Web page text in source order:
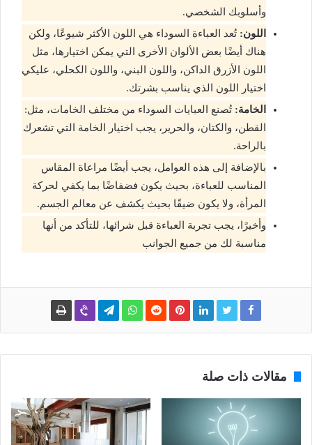
وأسلوبك الشخصي.
اللون: تُعد العباءة السوداء هي اللون الأكثر شيوعًا، ولكن
هناك أيضًا بعض الألوان الأخرى التي يمكن اختيارها، مثل
اللون الأزرق الداكن، واللون البني، واللون الكحلي، عليكي
اختيار اللون الذي يناسب بشرتك.
الخامة: تُصنع العبايات السوداء من مختلف الخامات، مثل:
القطن، والكتان، والحرير، يجب اختيار الخامة التي تشعرك
بالراحة.
بالإضافة إلى هذه العوامل، يجب أيضًا مراعاة المقاس
المناسب للعباءة، بحيث يكون فضفاضًا بما يكفي لحركة
المرأة، ولا يكون ضيقًا بحيث يكشف عن معالم الجسم.
وأخيرًا، يجب تجربة العباءة قبل شرائها، للتأكد من أنها
مناسبة لك من جميع الجوانب
مقالات ذات صلة